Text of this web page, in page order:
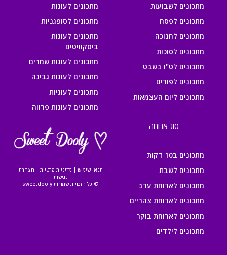
מתכונים לשבועות
מתכונים לפסח
מתכונים לחנוכה
מתכונים לסוכות
מתכונים לט"ו בשבט
מתכונים לפורים
מתכונים ליום העצמאות
מתכונים לעוגות
מתכונים לסופגניות
מתכונים לעוגות
ביסקוויטים
מתכונים לעוגות שמרים
מתכונים לעוגות גבינה
מתכונים לעוגיות
מתכונים לעוגות פרווה
סוג ארוחה
מתכונים ב10 דקות
מתכונים לשבת
מתכונים לארוחת ערב
מתכונים לארוחת צהריים
מתכונים לארוחת בוקר
מתכונים לילדים
תנאי שימוש | מדיניות פרטיות | הצהרת
נגישות
© כל הזכויות שמורות sweetdooly